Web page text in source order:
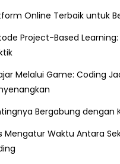
Online Terbaik untuk
Project-Based Learning:
Melalui Game: Coding
Bergabung dengan
Mengatur Waktu Antara